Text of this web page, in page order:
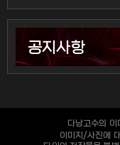
공지사항
다낭고수의 이
이미지/사진에